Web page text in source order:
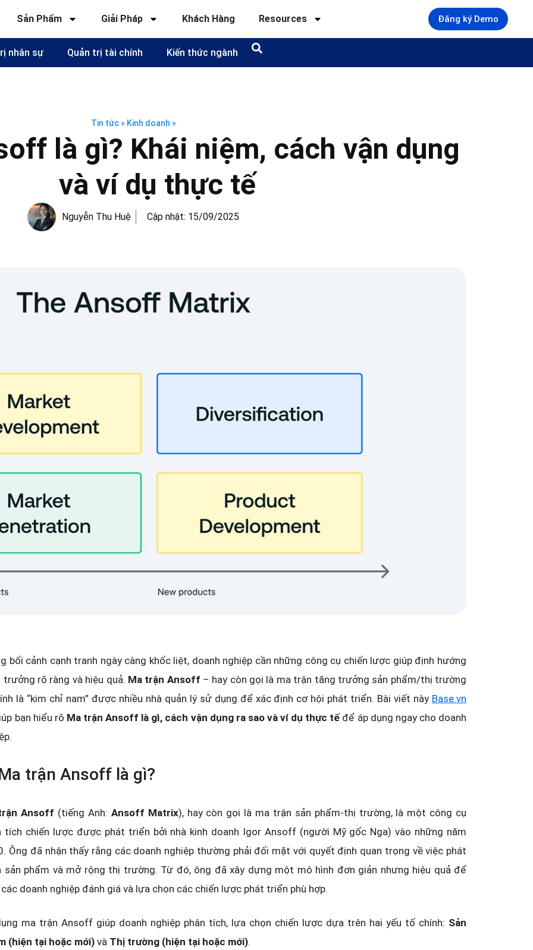
Sản Phẩm Giải Pháp Khách Hàng Resources Đăng ký Demo
nhân sự Quản trị tài chính Kiến thức ngành
Tin tức» Kinh doanh »
là gì? Khái niệm, cách vận dụng
và ví dụ thực tế
Nguyễn Thu Huệ Cập nhật: 15/09/2025
bối cảnh cạnh tranh ngày càng khốc liệt, doanh nghiệp cần những công cụ chiến lược giúp định hướng
trưởng rõ ràng và hiệu quả. Ma trận Ansoff – hay còn gọi là ma trận tăng trưởng sản phẩm/thị trường
là “kim chỉ nam” được nhiều nhà quản lý sử dụng để xác định cơ hội phát triển. Bài viết này Base.vn
bạn hiểu rõ Ma trận Ansoff là gì, cách vận dụng ra sao và ví dụ thực tếđể áp dụng ngay cho doanh
trận Ansoff là gì?
Ansoff (tiếng Anh: Ansoff Matrix), hay còn gọi là ma trận sản phẩm-thị trường, là một công cụ
tích chiến lược được phát triển bởi nhà kinh doanh Igor Ansoff (người Mỹ gốc Nga) vào những năm
Ông đã nhận thấy rằng các doanh nghiệp thường phải đối mặt với quyết định quan trọng về việc phát
sản phẩm và mở rộng thị trường. Từ đó, ông đã xây dựng một mô hình đơn giản nhưng hiệu quả để
doanh nghiệp đánh giá và lựa chọn các chiến lược phát triển phù hợp.
ma trận Ansoff giúp doanh nghiệp phân tích, lựa chọn chiến lược dựa trên hai yếu tố chính: Sản
(hiện tại hoặc mới)và Thị trường (hiện tại hoặc mới).